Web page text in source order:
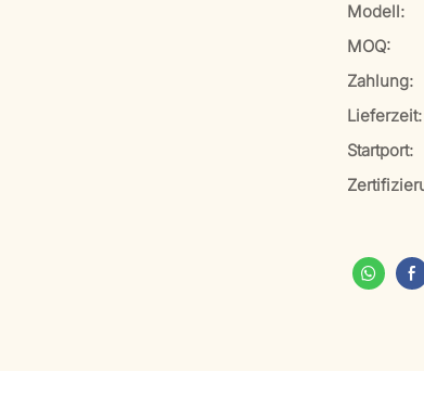
Modell:
MOQ:
Zahlung:
Lieferzeit:
Startport: